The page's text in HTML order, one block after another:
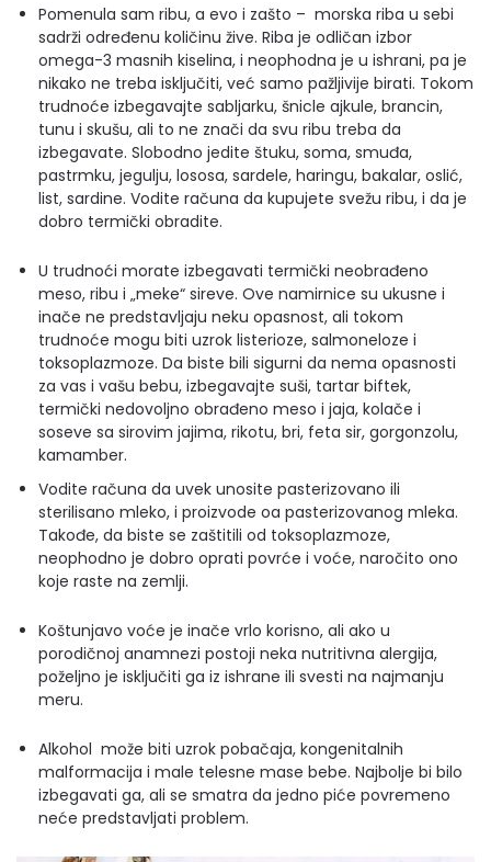
Pomenula sam ribu, a evo i zašto – morska riba u sebi
sadrži određenu količinu žive. Riba je odličan izbor
omega-3 masnih kiselina, i neophodna je u ishrani, pa je
nikako ne treba isključiti, već samo pažljivije birati. Tokom
trudnoće izbegavajte sabljarku, šnicle ajkule, brancin,
tunu i skušu, ali to ne znači da svu ribu treba da
izbegavate. Slobodno jedite štuku, soma, smuđa,
pastrmku, jegulju, lososa, sardele, haringu, bakalar, oslić,
list, sardine. Vodite računa da kupujete svežu ribu, i da je
dobro termički obradite.
U trudnoći morate izbegavati termički neobrađeno
meso, ribu i „meke“ sireve. Ove namirnice su ukusne i
inače ne predstavljaju neku opasnost, ali tokom
trudnoće mogu biti uzrok listerioze, salmoneloze i
toksoplazmoze. Da biste bili sigurni da nema opasnosti
za vas i vašu bebu, izbegavajte suši, tartar biftek,
termički nedovoljno obrađeno meso i jaja, kolače i
soseve sa sirovim jajima, rikotu, bri, feta sir, gorgonzolu,
kamamber.
Vodite računa da uvek unosite pasterizovano ili
sterilisano mleko, i proizvode oa pasterizovanog mleka.
Takođe, da biste se zaštitili od toksoplazmoze,
neophodno je dobro oprati povrće i voće, naročito ono
koje raste na zemlji.
Koštunjavo voće je inače vrlo korisno, ali ako u
porodičnoj anamnezi postoji neka nutritivna alergija,
poželjno je isključiti ga iz ishrane ili svesti na najmanju
meru.
Alkohol može biti uzrok pobačaja, kongenitalnih
malformacija i male telesne mase bebe. Najbolje bi bilo
izbegavati ga, ali se smatra da jedno piće povremeno
neće predstavljati problem.